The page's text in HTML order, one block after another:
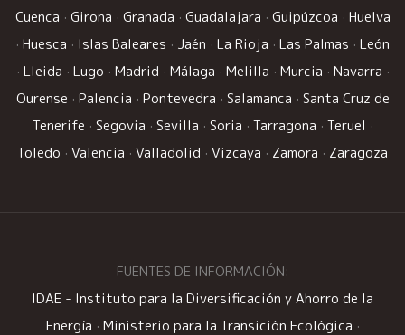
Cuenca · Girona · Granada · Guadalajara · Guipúzcoa · Huelva
· Huesca · Islas Baleares · Jaén · La Rioja · Las Palmas · León
· Lleida · Lugo · Madrid · Málaga · Melilla · Murcia · Navarra ·
Ourense · Palencia · Pontevedra · Salamanca · Santa Cruz de
Tenerife · Segovia · Sevilla · Soria · Tarragona · Teruel ·
Toledo · Valencia · Valladolid · Vizcaya · Zamora · Zaragoza
FUENTES DE INFORMACIÓN:
IDAE - Instituto para la Diversificación y Ahorro de la
Energía · Ministerio para la Transición Ecológica ·